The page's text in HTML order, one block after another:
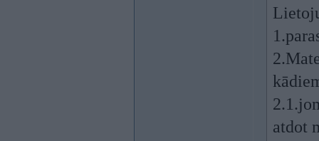
atdot